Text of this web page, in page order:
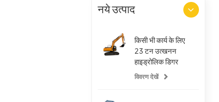
नये उत्पाद
किसी भी कार्य के लिए
23 टन उत्खनन
हाइड्रोलिक डिगर
विवरण देखें